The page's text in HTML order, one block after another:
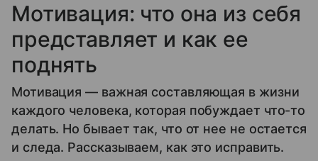
Мотивация: что она из себя
представляет и как ее
поднять
Мотивация — важная составляющая в жизни
каждого человека, которая побуждает что-то
делать. Но бывает так, что от нее не остается
и следа. Рассказываем, как это исправить.